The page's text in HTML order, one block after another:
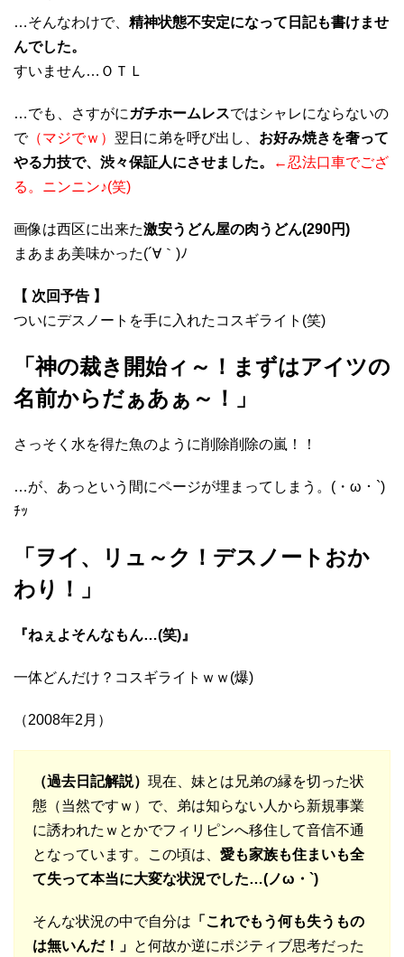
…そんなわけで、 精神状態不安定になって日記も書けませ
んでした。
すいません…ＯＴＬ
…でも、さすがに ガチホームレスではシャレにならないの
で（マジでｗ） 翌日に弟を呼び出し、 お好み焼きを奢って
やる力技で、渋々保証人にさせました。
←忍法口車でござ
る。ニンニン♪(笑)
画像は西区に出来た激安うどん屋の肉うどん(290円)
まあまあ美味かった(´∀｀)ﾉ
【 次回予告 】
ついにデスノートを手に入れたコスギライト(笑)
「神の裁き開始ィ～！まずはアイツの
名前からだぁあぁ～！」
さっそく水を得た魚のように削除削除の嵐！！
…が、あっという間にページが埋まってしまう。(・ω・`)
ﾁｯ
「ヲイ、リュ～ク！デスノートおか
わり！」
『ねぇよそんなもん…(笑)』
一体どんだけ？コスギライトｗｗ(爆)
（2008年2月）
（過去日記解説） 現在、妹とは兄弟の縁を切った状
態（当然ですｗ）で、弟は知らない人から新規事業
に誘われたｗとかでフィリピンへ移住して音信不通
となっています。この頃は、 愛も家族も住まいも全
て失って本当に大変な状況でした…(ノω・`)
そんな状況の中で自分は 「これでもう何も失うもの
は無いんだ！」 と何故か逆にポジティブ思考だった